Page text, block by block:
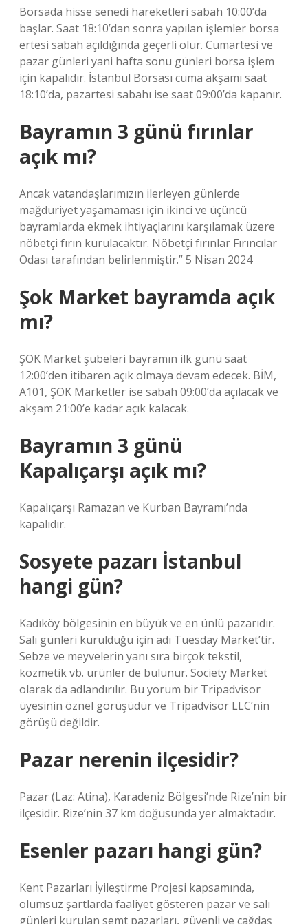
Borsada hisse senedi hareketleri sabah 10:00’da
başlar. Saat 18:10’dan sonra yapılan işlemler borsa
ertesi sabah açıldığında geçerli olur. Cumartesi ve
pazar günleri yani hafta sonu günleri borsa işlem
için kapalıdır. İstanbul Borsası cuma akşamı saat
18:10’da, pazartesi sabahı ise saat 09:00’da kapanır.
Bayramın 3 günü fırınlar
açık mı?
Ancak vatandaşlarımızın ilerleyen günlerde
mağduriyet yaşamaması için ikinci ve üçüncü
bayramlarda ekmek ihtiyaçlarını karşılamak üzere
nöbetçi fırın kurulacaktır. Nöbetçi fırınlar Fırıncılar
Odası tarafından belirlenmiştir.” 5 Nisan 2024
Şok Market bayramda açık
mı?
ŞOK Market şubeleri bayramın ilk günü saat
12:00’den itibaren açık olmaya devam edecek. BİM,
A101, ŞOK Marketler ise sabah 09:00’da açılacak ve
akşam 21:00’e kadar açık kalacak.
Bayramın 3 günü
Kapalıçarşı açık mı?
Kapalıçarşı Ramazan ve Kurban Bayramı’nda
kapalıdır.
Sosyete pazarı İstanbul
hangi gün?
Kadıköy bölgesinin en büyük ve en ünlü pazarıdır.
Salı günleri kurulduğu için adı Tuesday Market’tir.
Sebze ve meyvelerin yanı sıra birçok tekstil,
kozmetik vb. ürünler de bulunur. Society Market
olarak da adlandırılır. Bu yorum bir Tripadvisor
üyesinin öznel görüşüdür ve Tripadvisor LLC’nin
görüşü değildir.
Pazar nerenin ilçesidir?
Pazar (Laz: Atina), Karadeniz Bölgesi’nde Rize’nin bir
ilçesidir. Rize’nin 37 km doğusunda yer almaktadır.
Esenler pazarı hangi gün?
Kent Pazarları İyileştirme Projesi kapsamında,
olumsuz şartlarda faaliyet gösteren pazar ve salı
günleri kurulan semt pazarları, güvenli ve çağdaş